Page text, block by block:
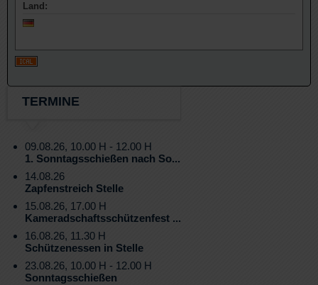
Land:
TERMINE
09.08.26, 10.00 H - 12.00 H
1. Sonntagsschießen nach So...
14.08.26
Zapfenstreich Stelle
15.08.26, 17.00 H
Kameradschaftsschützenfest ...
16.08.26, 11.30 H
Schützenessen in Stelle
23.08.26, 10.00 H - 12.00 H
Sonntagsschießen